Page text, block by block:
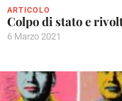
ARTICOLO
Colpo di stato e
6 Marzo 2021